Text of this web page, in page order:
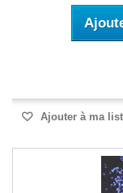
Ajouter à ma